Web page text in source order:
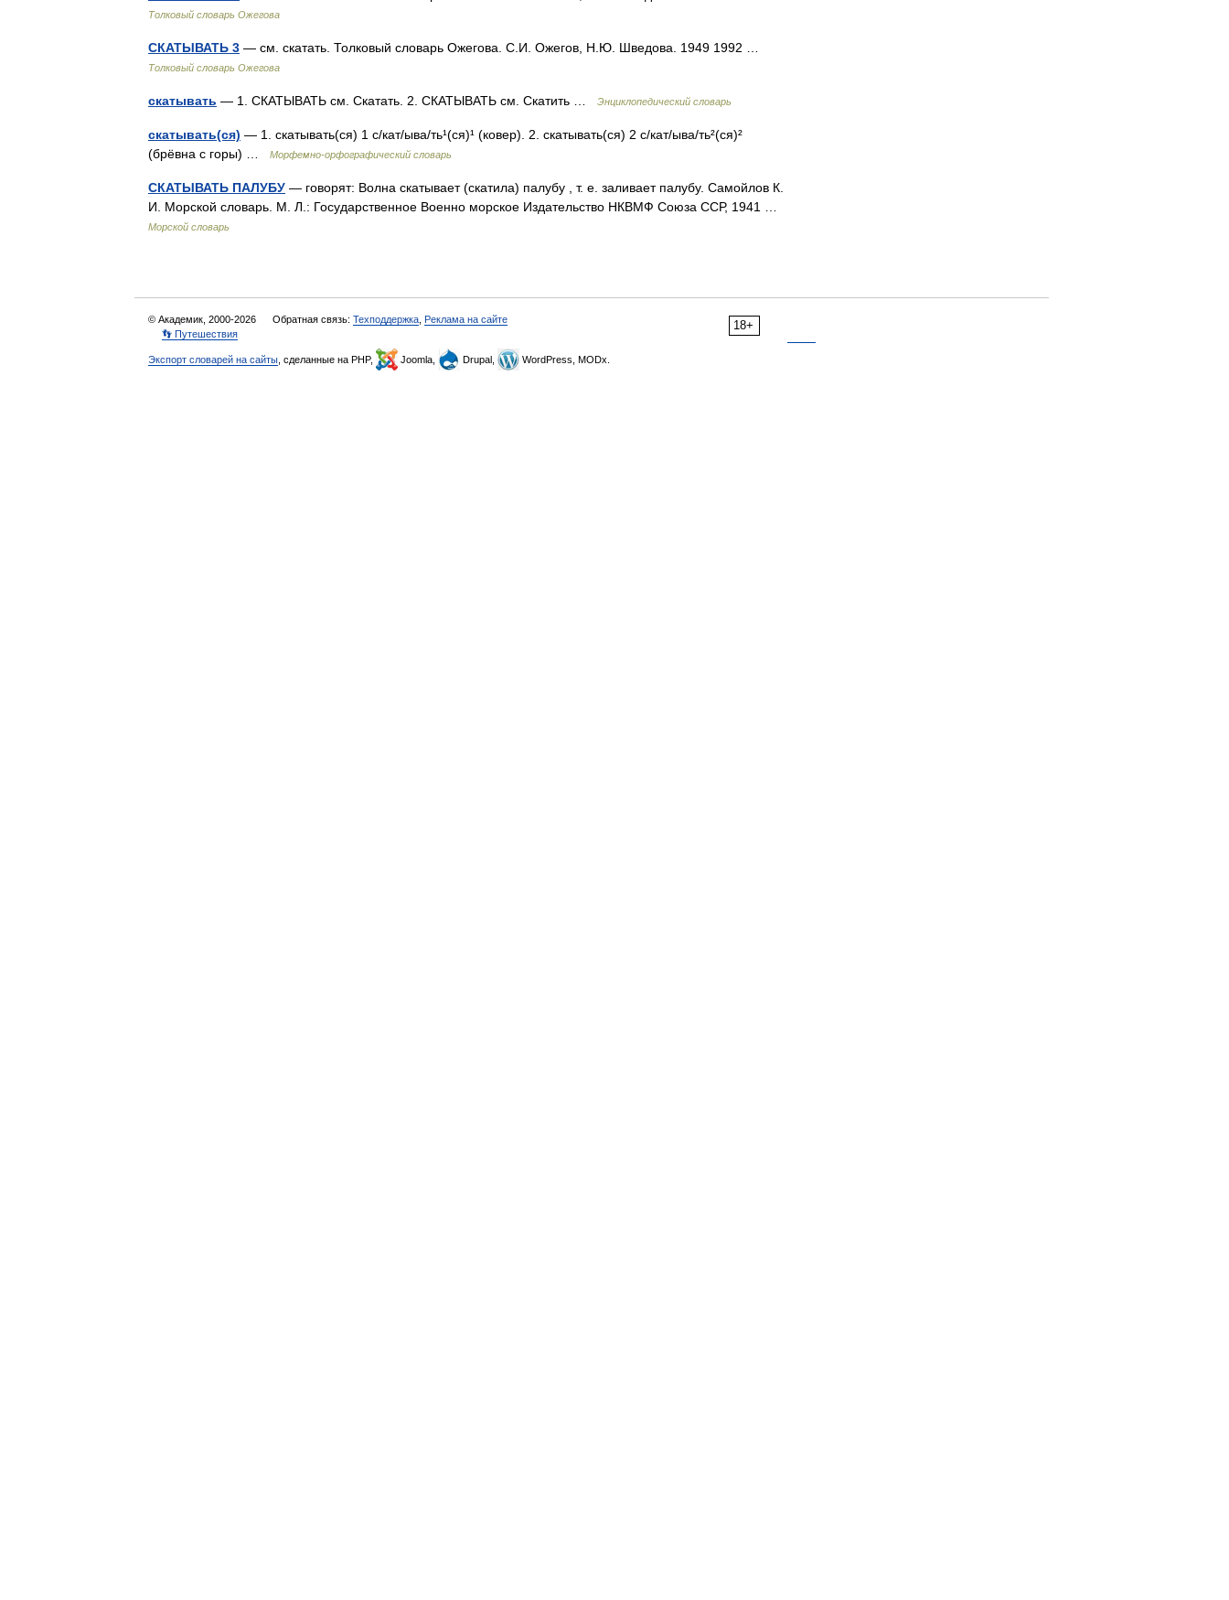
Толковый словарь Ожегова
СКАТЫВАТЬ 3 — см. скатать. Толковый словарь Ожегова. С.И. Ожегов, Н.Ю. Шведова. 1949 1992 …
Толковый словарь Ожегова
скатывать — 1. СКАТЫВАТЬ см. Скатать. 2. СКАТЫВАТЬ см. Скатить … Энциклопедический словарь
скатывать(ся) — 1. скатывать(ся) 1 с/кат/ыва/ть¹(ся)¹ (ковер). 2. скатывать(ся) 2 с/кат/ыва/ть²(ся)²
(брёвна с горы) …
Морфемно-орфографический словарь
СКАТЫВАТЬ ПАЛУБУ — говорят: Волна скатывает (скатила) палубу , т. е. заливает палубу. Самойлов К.
И. Морской словарь. М. Л.: Государственное Военно морское Издательство НКВМФ Союза ССР, 1941 …
Морской словарь
18+
© Академик, 2000-2026 Обратная связь: Техподдержка Реклама на сайте
👣 Путешествия
Экспорт словарей на сайты , сделанные на PHP, Joomla, Drupal, WordPress, MODx.